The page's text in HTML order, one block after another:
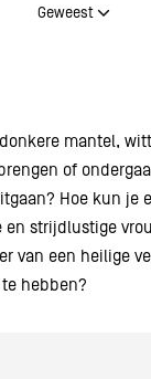
Geweest
mantel,
of
Hoe kun je
en strijdlustige
van een heilige
hebben?